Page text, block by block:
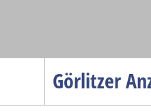
Görlitzer